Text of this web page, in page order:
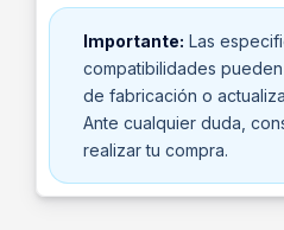
Importante: Las
compatibilidades
de fabricación o
Ante cualquier duda,
realizar tu compra.